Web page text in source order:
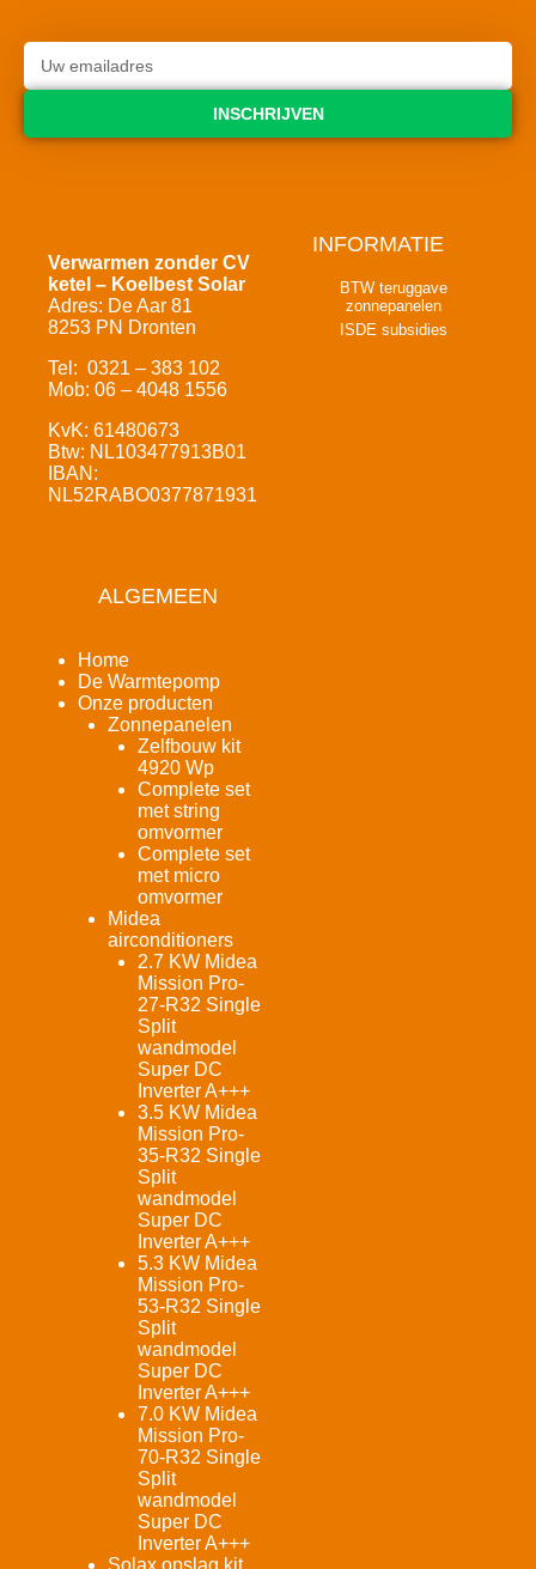
INSCHRIJVEN
Verwarmen zonder CV
ketel – Koelbest Solar
Adres: De Aar 81
8253 PN Dronten
Tel: 0321 – 383 102
Mob: 06 – 4048 1556
KvK: 61480673
Btw: NL103477913B01
IBAN:
NL52RABO0377871931
INFORMATIE
BTW teruggave
zonnepanelen
ISDE subsidies
ALGEMEEN
Home
De Warmtepomp
Onze producten
Zonnepanelen
Zelfbouw kit
4920 Wp
Complete set
met string
omvormer
Complete set
met micro
omvormer
Midea
airconditioners
2.7 KW Midea
Mission Pro-
27-R32 Single
Split
wandmodel
Super DC
Inverter A+++
3.5 KW Midea
Mission Pro-
35-R32 Single
Split
wandmodel
Super DC
Inverter A+++
5.3 KW Midea
Mission Pro-
53-R32 Single
Split
wandmodel
Super DC
Inverter A+++
7.0 KW Midea
Mission Pro-
70-R32 Single
Split
wandmodel
Super DC
Inverter A+++